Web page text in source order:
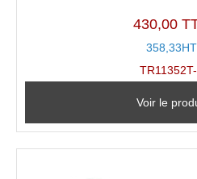
430,00
358,33HT
Voir le